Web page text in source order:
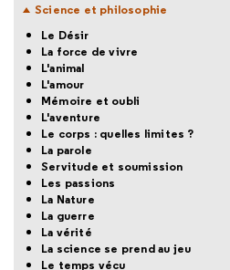
Science et philosophie
Le Désir
La force de vivre
L'animal
L'amour
Mémoire et oubli
L'aventure
Le corps : quelles limites ?
La parole
Servitude et soumission
Les passions
La Nature
La guerre
La vérité
La science se prend au jeu
Le temps vécu